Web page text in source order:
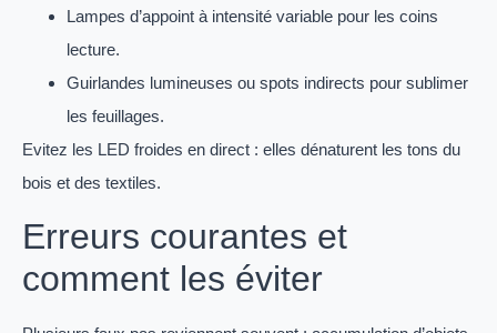
Lampes d’appoint à intensité variable pour les coins
lecture.
Guirlandes lumineuses ou spots indirects pour sublimer
les feuillages.
Evitez les LED froides en direct : elles dénaturent les tons du
bois et des textiles.
Erreurs courantes et
comment les éviter